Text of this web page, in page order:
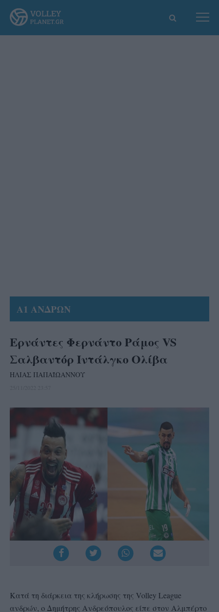
Α1 ΑΝΔΡΩΝ
Ερνάντες Φερνάντο Ράμος VS
Σαλβαντόρ Ιντάλγκο Ολίβα
ΗΛΙΑΣ ΠΑΠΑΪΩΑΝΝΟΥ
Kατά τη διάρκεια της κλήρωσης της Volley League
ανδρών, ο Δημήτρης Ανδρεόπουλος είπε στον Αλμπέρτο